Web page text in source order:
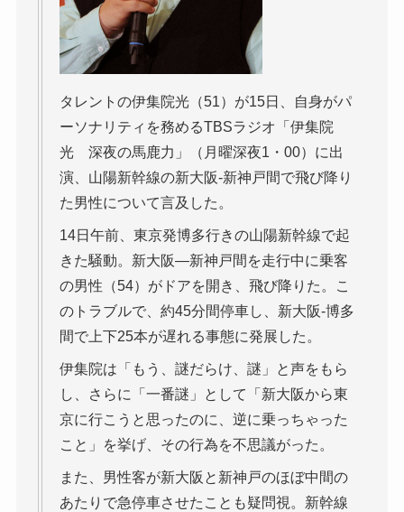
タレントの伊集院光（51）が15日、自身がパ
ーソナリティを務めるTBSラジオ「伊集院
光 深夜の馬鹿力」（月曜深夜1・00）に出
演、山陽新幹線の新大阪-新神戸間で飛び降り
た男性について言及した。
14日午前、東京発博多行きの山陽新幹線で起
きた騒動。新大阪―新神戸間を走行中に乗客
の男性（54）がドアを開き、飛び降りた。こ
のトラブルで、約45分間停車し、新大阪-博多
間で上下25本が遅れる事態に発展した。
伊集院は「もう、謎だらけ、謎」と声をもら
し、さらに「一番謎」として「新大阪から東
京に行こうと思ったのに、逆に乗っちゃった
こと」を挙げ、その行為を不思議がった。
また、男性客が新大阪と新神戸のほぼ中間の
あたりで急停車させたことも疑問視。新幹線